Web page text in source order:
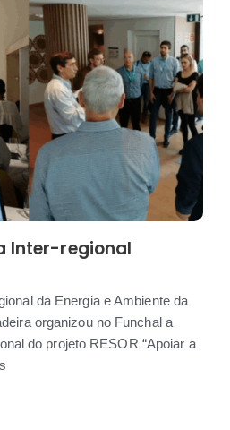
Inter-regional
da Energia e Ambiente da
organizou no Funchal a
do projeto RESOR “Apoiar a